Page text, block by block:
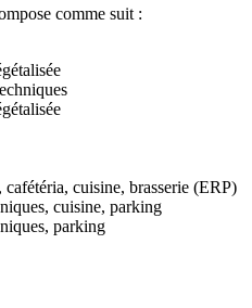
comme suit :
cuisine, brasserie (ERP)
cuisine, parking
parking